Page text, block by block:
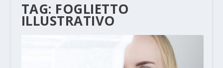
TAG: FOGLIETTO
ILLUSTRATIVO